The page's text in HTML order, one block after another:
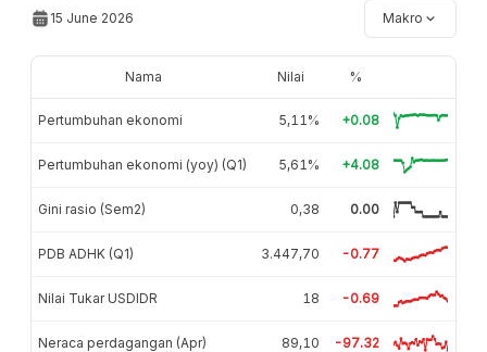
15 June 2026 Makro
Nama Nilai %
Pertumbuhan ekonomi 5,11% +0.08
Pertumbuhan ekonomi (yoy) (Q1) 5,61% +4.08
Gini rasio (Sem2) 0,38 0.00
PDB ADHK (Q1) 3.447,70 -0.77
Nilai Tukar USDIDR 18 -0.69
Neraca perdagangan (Apr) 89,10 -97.32